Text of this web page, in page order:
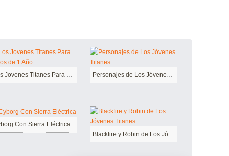
Los Jovenes Titanes Para Niños de 1 Año Personajes de Los Jóvenes Titanes
Con Sierra Eléctrica
Blackfire y Robin de Los Jóvenes Titanes